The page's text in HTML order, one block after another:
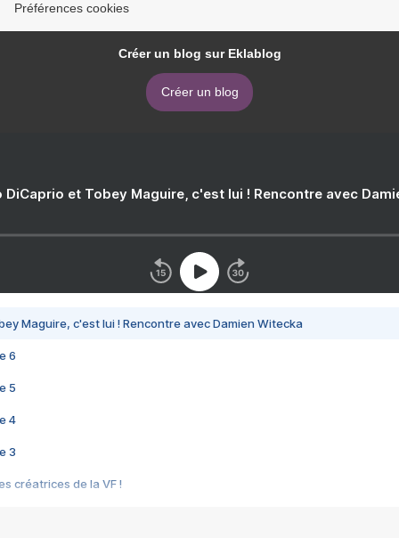
Préférences cookies
Créer un blog sur Eklablog
Créer un blog
DiCaprio et Tobey Maguire, c'est lui ! Rencontre avec
Maguire, c'est lui ! Rencontre avec Damien Witecka
6
5
4
3
créatrices de la VF !